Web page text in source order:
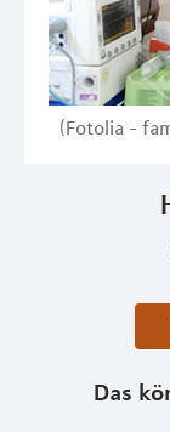
(Fotolia -
Das